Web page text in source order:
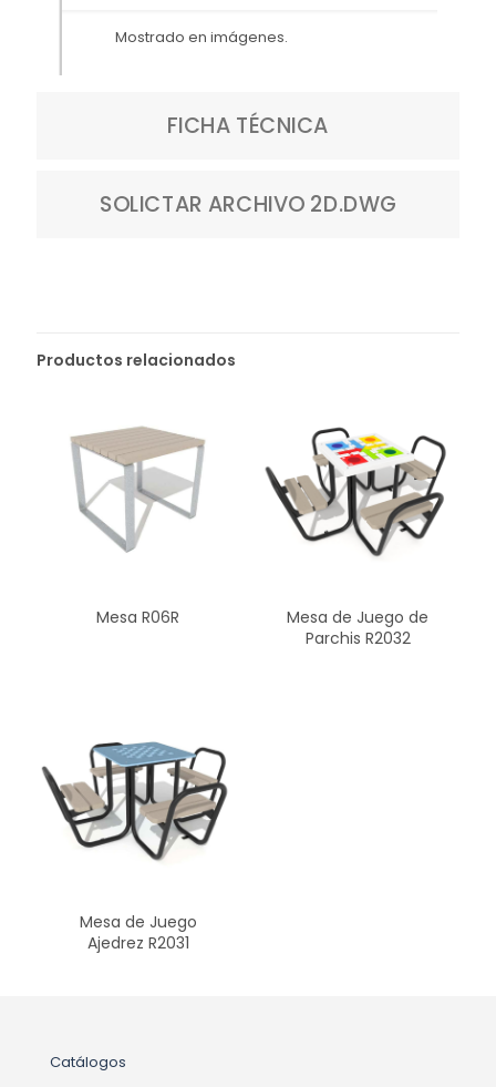
Mostrado en imágenes.
FICHA TÉCNICA
SOLICTAR ARCHIVO 2D.DWG
Productos relacionados
Mesa R06R
Mesa de Juego de
Parchis R2032
Mesa de Juego
Ajedrez R2031
Catálogos